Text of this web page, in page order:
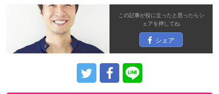
この記事が役に立ったと思ったらシ
ェアを押してね
シェア